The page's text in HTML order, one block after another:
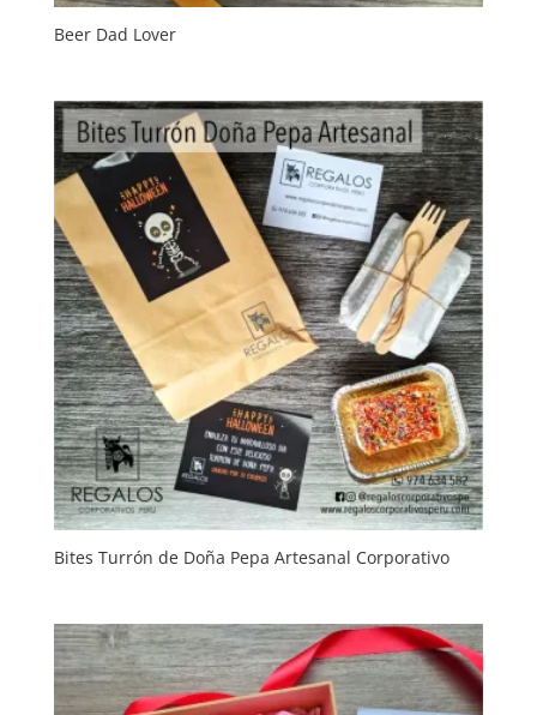
Beer Dad Lover
Bites Turrón de Doña Pepa Artesanal Corporativo